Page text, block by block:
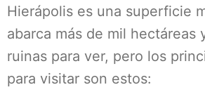
Hierápolis es una superficie
abarca más de mil hectáreas
ruinas para ver, pero los
para visitar son estos: